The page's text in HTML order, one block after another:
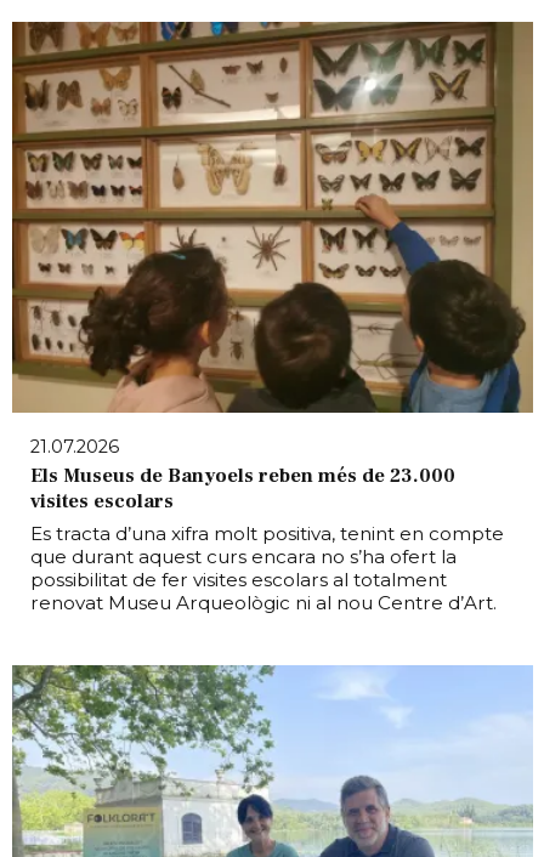
21.07.2026
Els Museus de Banyoels reben més de 23.000
visites escolars
Es tracta d’una xifra molt positiva, tenint en compte
que durant aquest curs encara no s’ha ofert la
possibilitat de fer visites escolars al totalment
renovat Museu Arqueològic ni al nou Centre d’Art.